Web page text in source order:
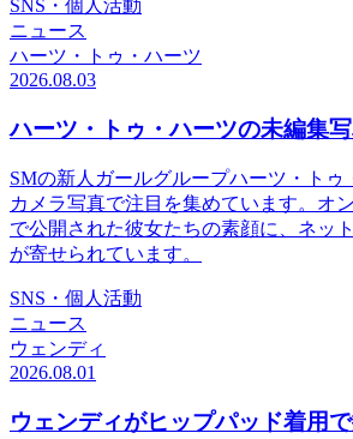
SNS・個人活動
ニュース
ハーツ・トゥ・ハーツ
2026.08.03
ハーツ・トゥ・ハーツの未編集
SMの新人ガールグループハーツ・トゥ
カメラ写真で注目を集めています。オ
で公開された彼女たちの素顔に、ネッ
が寄せられています。
SNS・個人活動
ニュース
ウェンディ
2026.08.01
ウェンディがヒップパッド着用